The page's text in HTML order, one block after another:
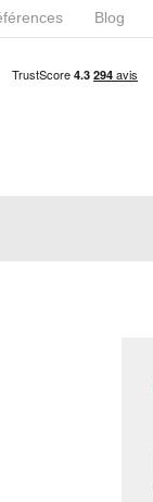
Blog